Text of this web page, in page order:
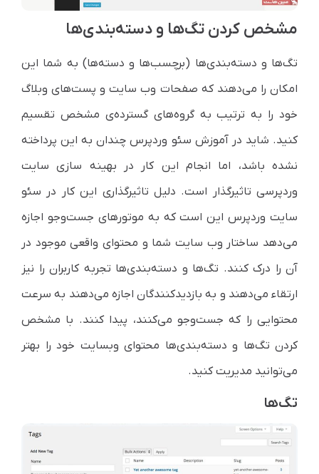
مشخص کردن تگ‌ها و دسته‌بندی‌ها
تگ‌ها و دسته‌بندی‌ها (برچسب‌ها و دسته‌ها) به شما این
امکان را می‌دهند که صفحات وب سایت و پست‌های وبلاگ
خود را به ترتیب به گروه‌های گسترده‌ی مشخص تقسیم
کنید. شاید در آموزش سئو وردپرس چندان به این پرداخته
نشده باشد، اما انجام این کار در بهینه سازی سایت
وردپرسی تاثیرگذار است. دلیل تاثیرگذاری این کار در سئو
سایت وردپرس این است که به موتورهای جست‌وجو اجازه
می‌دهد ساختار وب سایت شما و محتوای واقعی موجود در
آن را درک کنند. تگ‌ها و دسته‌بندی‌ها تجربه کاربران را نیز
ارتقاء می‌دهند و به بازدیدکنندگان اجازه می‌دهند به سرعت
محتوایی را که جست‌وجو می‌کنند، پیدا کنند. با مشخص
کردن تگ‌ها و دسته‌بندی‌ها محتوای وبسایت خود را بهتر
می‌توانید مدیریت کنید.
تگ‌ها